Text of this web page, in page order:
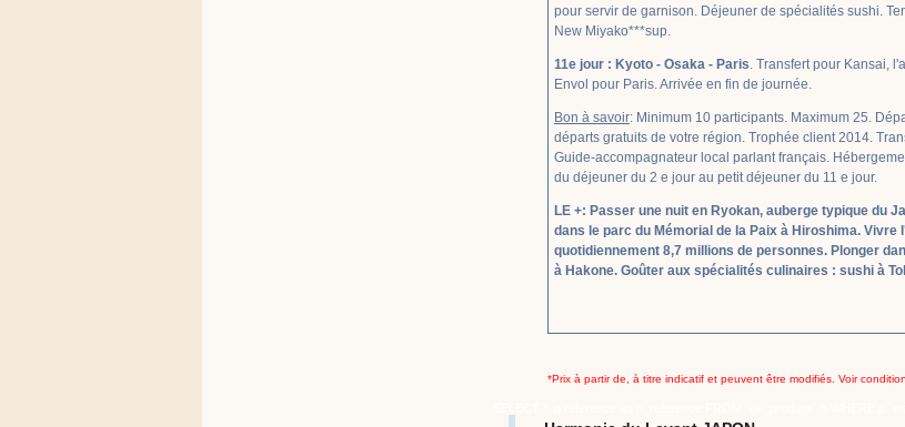
pour servir de garnison. Déjeuner de spécialités sushi.
New Miyako***sup.
11e jour : Kyoto - Osaka - Paris. Transfert pour Kansai,
Envol pour Paris. Arrivée en fin de journée.
Bon à savoir: Minimum 10 participants. Maximum 25.
départs gratuits de votre région. Trophée client 2014.
Guide-accompagnateur local parlant français.
du déjeuner du 2 e jour au petit déjeuner du 11 e jour.
LE +: Passer une nuit en Ryokan, auberge typique du
dans le parc du Mémorial de la Paix à Hiroshima.
quotidiennement 8,7 millions de personnes. Plonger
à Hakone. Goûter aux spécialités culinaires : sushi à
*Prix à partir de, à titre indicatif et peuvent être modifiés. Voir